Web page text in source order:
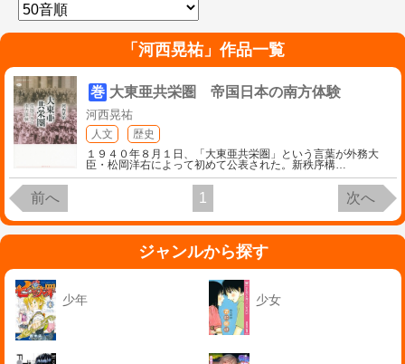
「 河西晃祐」作品一覧
巻 大東亜共栄圏 帝国日本の南方体験
河西晃祐
人文
歴史
１９４０年８月１日、「大東亜共栄圏」という言葉が外務大
臣・松岡洋右によって初めて公表された。新秩序構…
前へ 1 次へ
ジャンルから探す
少年 少女